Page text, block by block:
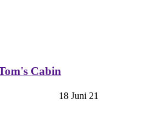
Cabin
18 Juni 21